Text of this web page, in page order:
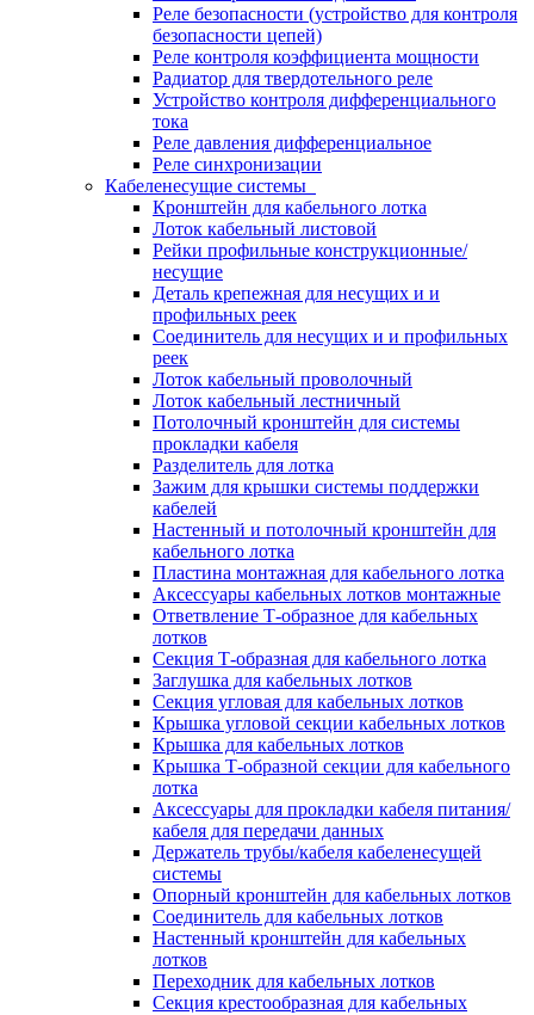
Реле безопасности (устройство для контроля
безопасности цепей)
Реле контроля коэффициента мощности
Радиатор для твердотельного реле
Устройство контроля дифференциального
тока
Реле давления дифференциальное
Реле синхронизации
Кабеленесущие системы
Кронштейн для кабельного лотка
Лоток кабельный листовой
Рейки профильные конструкционные/
несущие
Деталь крепежная для несущих и и
профильных реек
Соединитель для несущих и и профильных
реек
Лоток кабельный проволочный
Лоток кабельный лестничный
Потолочный кронштейн для системы
прокладки кабеля
Разделитель для лотка
Зажим для крышки системы поддержки
кабелей
Настенный и потолочный кронштейн для
кабельного лотка
Пластина монтажная для кабельного лотка
Аксессуары кабельных лотков монтажные
Ответвление Т-образное для кабельных
лотков
Секция Т-образная для кабельного лотка
Заглушка для кабельных лотков
Секция угловая для кабельных лотков
Крышка угловой секции кабельных лотков
Крышка для кабельных лотков
Крышка Т-образной секции для кабельного
лотка
Аксессуары для прокладки кабеля питания/
кабеля для передачи данных
Держатель трубы/кабеля кабеленесущей
системы
Опорный кронштейн для кабельных лотков
Соединитель для кабельных лотков
Настенный кронштейн для кабельных
лотков
Переходник для кабельных лотков
Секция крестообразная для кабельных